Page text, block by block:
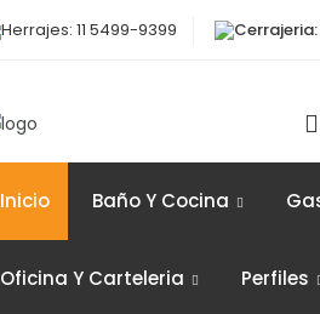
Herrajes: 11 5499-9399
Inicio Baño Y Cocina
Oficina Y Carteleria Perfiles